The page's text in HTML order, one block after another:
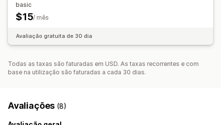
Várias listas
Imagem corporativa personalizada
Multilingue
basic
$15/ mês
Avaliação gratuita de 30 dia
Todas as taxas são faturadas em USD. As taxas recorrentes e com
base na utilização são faturadas a cada 30 dias.
Avaliações (8)